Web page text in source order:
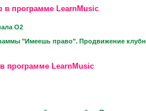
в программе LearnMusic
О2
"Имеешь право". Продвижение
программе LearnMusic